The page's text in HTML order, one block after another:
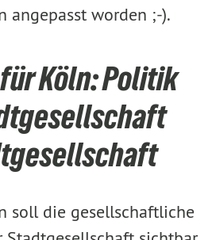
angepasst worden ;-).
Köln: Politik
soll die gesellschaftliche